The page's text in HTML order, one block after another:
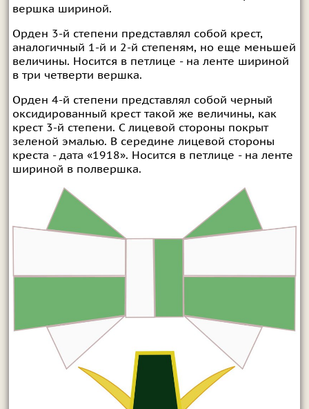
вершка шириной.
Орден 3-й степени представлял собой крест,
аналогичный 1-й и 2-й степеням, но еще меньшей
величины. Носится в петлице - на ленте шириной
в три четверти вершка.
Орден 4-й степени представлял собой черный
оксидированный крест такой же величины, как
крест 3-й степени. С лицевой стороны покрыт
зеленой эмалью. В середине лицевой стороны
креста - дата «1918». Носится в петлице - на ленте
шириной в полвершка.